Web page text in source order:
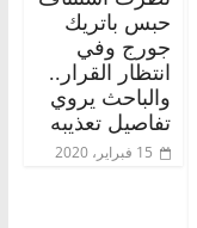
حبس باتريك
جورج وفي
انتظار القرار..
والباحث يروي
تفاصيل تعذيبه
15 فبراير، 2020